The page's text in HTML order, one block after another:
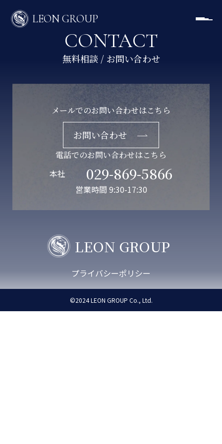
LEON GROUP
CONTACT
メールでのお問い合わせはこちら
お問い合わせ
電話でのお問い合わせはこちら
本社 029-869-5866
営業時間 9:30-17:30
LEON GROUP
プライバシーポリシー
©︎2024LEON GROUP Co., Ltd.